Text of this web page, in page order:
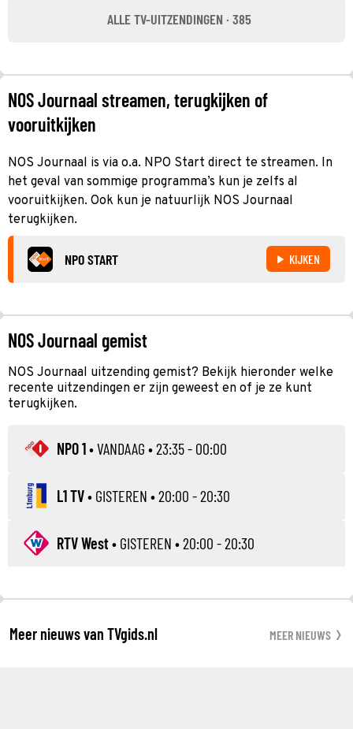
ALLE TV-UITZENDINGEN · 385
NOS Journaal streamen, terugkijken of
vooruitkijken
NOS Journaal is via o.a. NPO Start direct te streamen. In
het geval van sommige programma’s kun je zelfs al
vooruitkijken. Ook kun je natuurlijk NOS Journaal
terugkijken.
NPO START KIJKEN
NOS Journaal gemist
NOS Journaal uitzending gemist? Bekijk hieronder welke
recente uitzendingen er zijn geweest en of je ze kunt
terugkijken.
NPO 1•VANDAAG • 23:35 - 00:00
L1 TV• GISTEREN • 20:00 - 20:30
RTV West• GISTEREN • 20:00 - 20:30
Meer nieuws van TVgids.nl MEER NIEUWS